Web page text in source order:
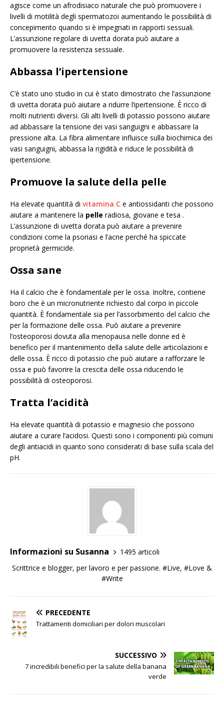
agisce come un afrodisiaco naturale che può promuovere i
livelli di motilità degli spermatozoi aumentando le possibilità di
concepimento quando si è impegnati in rapporti sessuali.
L’assunzione regolare di uvetta dorata può aiutare a
promuovere la resistenza sessuale.
Abbassa l’ipertensione
C’è stato uno studio in cui è stato dimostrato che l’assunzione
di uvetta dorata può aiutare a ridurre l’ipertensione. È ricco di
molti nutrienti diversi. Gli alti livelli di potassio possono aiutare
ad abbassare la tensione dei vasi sanguigni e abbassare la
pressione alta. La fibra alimentare influisce sulla biochimica dei
vasi sanguigni, abbassa la rigidità e riduce le possibilità di
ipertensione.
Promuove la salute della pelle
Ha elevate quantità di vitamina C e antiossidanti che possono
aiutare a mantenere la pelle radiosa, giovane e tesa .
L’assunzione di uvetta dorata può aiutare a prevenire
condizioni come la psoriasi e l’acne perché ha spiccate
proprietà germicide.
Ossa sane
Ha il calcio che è fondamentale per le ossa. Inoltre, contiene
boro che è un micronutriente richiesto dal corpo in piccole
quantità. È fondamentale sia per l’assorbimento del calcio che
per la formazione delle ossa. Può aiutare a prevenire
l’osteoporosi dovuta alla menopausa nelle donne ed è
benefico per il mantenimento della salute delle articolazioni e
delle ossa. È ricco di potassio che può aiutare a rafforzare le
ossa e può favorire la crescita delle ossa riducendo le
possibilità di osteoporosi.
Tratta l’acidità
Ha elevate quantità di potassio e magnesio che possono
aiutare a curare l’acidosi. Questi sono i componenti più comuni
degli antiacidi in quanto sono considerati di base sulla scala del
pH.
Informazioni su Susanna
1495 articoli
Scrittrice e blogger, per lavoro e per passione. #Live, #Love &
#Write
PRECEDENTE
Trattamenti domiciliari per dolori muscolari
SUCCESSIVO
7 incredibili benefici per la salute della banana
verde